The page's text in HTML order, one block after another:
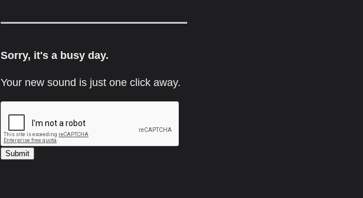
Sorry, it's a busy day.
Your new sound is just one click away.